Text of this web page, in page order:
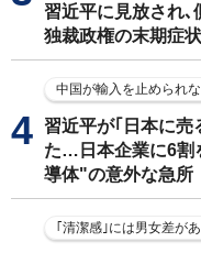
習近平に見放され､
独裁政権の末期症状
中国が輸入を止められ
習近平が｢日本に売
た…日本企業に6割
導体"の意外な急所
｢清潔感｣には男女差が